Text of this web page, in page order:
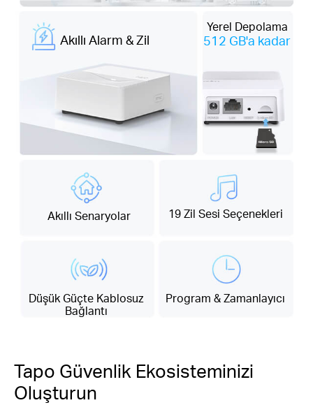
Akıllı Alarm & Zil
Yerel Depolama
512 GB'a kadar
Akıllı Senaryolar 19 Zil Sesi Seçenekleri
Düşük Güçte Kablosuz
Bağlantı
Program & Zamanlayıcı
Tapo Güvenlik Ekosisteminizi
Oluşturun